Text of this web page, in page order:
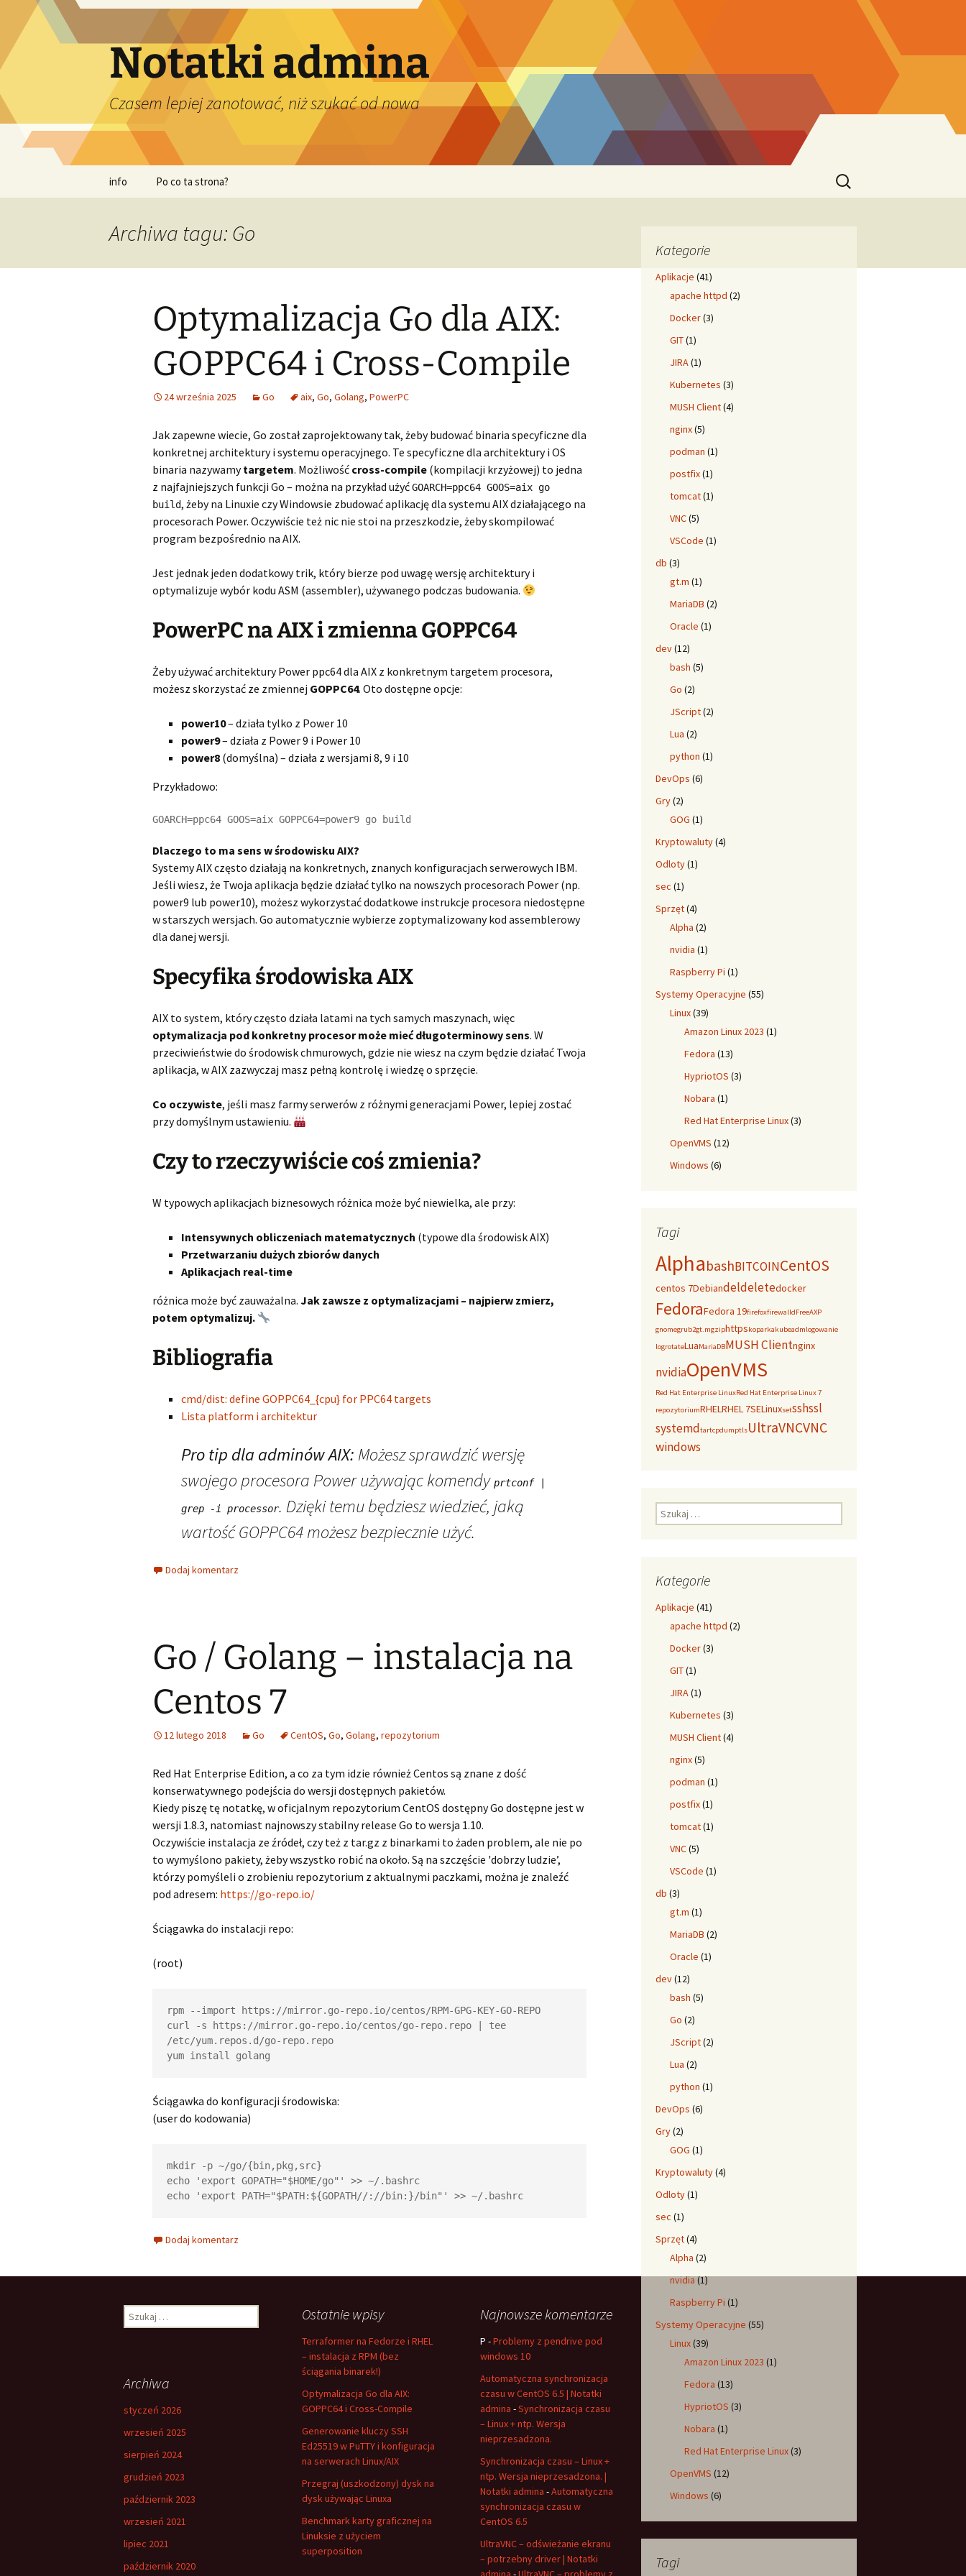
Przejdź
treści
Notatki admina
Czasem lepiej zanotować, niż szukać od nowa
info Po co ta strona?
Szukaj:
Archiwa tagu: Go
Optymalizacja Go dla AIX:
GOPPC64 i Cross-Compile
24 września 2025 Go aix, Go, Golang, PowerPC
Jak zapewne wiecie, Go został zaprojektowany tak, żeby budować binaria specyficzne dla
konkretnej architektury i systemu operacyjnego. Te specyficzne dla architektury i OS
binaria nazywamytargetem. Możliwość cross-compile (kompilacji krzyżowej) to jedna
z najfajniejszych funkcji Go – można na przykład użyćGOARCH=ppc64 GOOS=aix go
build, żeby na Linuxie czy Windowsie zbudować aplikację dla systemu AIX działającego na
procesorach Power. Oczywiście też nic nie stoi na przeszkodzie, żeby skompilować
program bezpośrednio na AIX.
Jest jednak jeden dodatkowy trik, który bierze pod uwagę wersję architektury i
optymalizuje wybór kodu ASM (assembler), używanego podczas budowania.
PowerPC na AIX i zmienna GOPPC64
Żeby używać architektury Power ppc64 dla AIX z konkretnym targetem procesora,
możesz skorzystać ze zmiennej GOPPC64. Oto dostępne opcje:
power10– działa tylko z Power 10
power9– działa z Power 9 i Power 10
power8 (domyślna) – działa z wersjami 8, 9 i 10
Przykładowo:
GOARCH=ppc64 GOOS=aix GOPPC64=power9 go build
Dlaczego to ma sens w środowisku AIX?
Systemy AIX często działają na konkretnych, znanych konfiguracjach serwerowych IBM.
Jeśli wiesz, że Twoja aplikacja będzie działać tylko na nowszych procesorach Power (np.
power9 lub power10), możesz wykorzystać dodatkowe instrukcje procesora niedostępne
w starszych wersjach. Go automatycznie wybierze zoptymalizowany kod assemblerowy
dla danej wersji.
Specyfika środowiska AIX
AIX to system, który często działa latami na tych samych maszynach, więc
optymalizacja pod konkretny procesor może mieć długoterminowy sens. W
przeciwieństwie do środowisk chmurowych, gdzie nie wiesz na czym będzie działać Twoja
aplikacja, w AIX zazwyczaj masz pełną kontrolę i wiedzę o sprzęcie.
Co oczywiste, jeśli masz farmy serwerów z różnymi generacjami Power, lepiej zostać
przy domyślnym ustawieniu.
Czy to rzeczywiście coś zmienia?
W typowych aplikacjach biznesowych różnica może być niewielka, ale przy:
Intensywnych obliczeniach matematycznych (typowe dla środowisk AIX)
Przetwarzaniu dużych zbiorów danych
Aplikacjach real-time
różnica może być zauważalna. Jak zawsze z optymalizacjami – najpierw zmierz,
potem optymalizuj.
Bibliografia
cmd/dist: define GOPPC64_{cpu} for PPC64 targets
Lista platform i architektur
Pro tip dla adminów AIX: Możesz sprawdzić wersję
swojego procesora Power używając komendy prtconf |
grep -i processor. Dzięki temu będziesz wiedzieć, jaką
wartość GOPPC64 możesz bezpiecznie użyć.
Dodaj komentarz
Go / Golang – instalacja na
Centos 7
12 lutego 2018 Go CentOS, Go, Golang, repozytorium
Red Hat Enterprise Edition, a co za tym idzie również Centos są znane z dość
konserwatywnego podejścia do wersji dostępnych pakietów.
Kiedy piszę tę notatkę, w oficjalnym repozytorium CentOS dostępny Go dostępne jest w
wersji 1.8.3, natomiast najnowszy stabilny release Go to wersja 1.10.
Oczywiście instalacja ze źródeł, czy też z tar.gz z binarkami to żaden problem, ale nie po
to wymyślono pakiety, żeby wszystko robić na około. Są na szczęście 'dobrzy ludzie’,
którzy pomyśleli o zrobieniu repozytorium z aktualnymi paczkami, można je znaleźć
pod adresem: https://go-repo.io/
Ściągawka do instalacji repo:
(root)
rpm --import https://mirror.go-repo.io/centos/RPM-GPG-KEY-GO-REPO
curl -s https://mirror.go-repo.io/centos/go-repo.repo | tee
/etc/yum.repos.d/go-repo.repo
yum install golang
Ściągawka do konfiguracji środowiska:
(user do kodowania)
mkdir -p ~/go/{bin,pkg,src}
echo 'export GOPATH="$HOME/go"' >> ~/.bashrc
echo 'export PATH="$PATH:${GOPATH//://bin:}/bin"' >> ~/.bashrc
Dodaj komentarz
Kategorie
Aplikacje (41)
apache httpd (2)
Docker(3)
GIT(1)
JIRA(1)
Kubernetes (3)
MUSH Client(4)
nginx(5)
podman (1)
postfix(1)
tomcat(1)
VNC(5)
VSCode (1)
db (3)
gt.m (1)
MariaDB (2)
Oracle (1)
dev(12)
bash (5)
Go (2)
JScript(2)
Lua (2)
python (1)
DevOps (6)
Gry(2)
GOG (1)
Kryptowaluty(4)
Odloty(1)
sec (1)
Sprzęt(4)
Alpha (2)
nvidia (1)
Raspberry Pi (1)
Systemy Operacyjne (55)
Linux(39)
Amazon Linux 2023 (1)
Fedora (13)
HypriotOS (3)
Nobara (1)
Red Hat Enterprise Linux(3)
OpenVMS (12)
Windows (6)
Tagi
AlphabashBITCOINCentOS
centos 7Debiandeldeletedocker
FedoraFedora 19firefoxfirewalldFreeAXP
gnomegrub2gt.mgziphttpskoparkakubeadmlogowanie
logrotateLuaMariaDBMUSH Clientnginx
nvidiaOpenVMS
Red Hat Enterprise LinuxRed Hat Enterprise Linux 7
repozytoriumRHELRHEL 7SELinuxsetsshssl
systemdtartcpdumptlsUltraVNCVNC
windows
Szukaj:
Kategorie
Aplikacje (41)
apache httpd (2)
Docker(3)
GIT(1)
JIRA(1)
Kubernetes (3)
MUSH Client(4)
nginx(5)
podman (1)
postfix(1)
tomcat(1)
VNC(5)
VSCode (1)
db (3)
gt.m (1)
MariaDB (2)
Oracle (1)
dev(12)
bash (5)
Go (2)
JScript(2)
Lua (2)
python (1)
DevOps (6)
Gry(2)
GOG (1)
Kryptowaluty(4)
Odloty(1)
sec (1)
Sprzęt(4)
Alpha (2)
nvidia(1)
Raspberry Pi (1)
Systemy Operacyjne (55)
Linux(39)
Amazon Linux 2023 (1)
Fedora (13)
HypriotOS (3)
Nobara (1)
Red Hat Enterprise Linux(3)
OpenVMS (12)
Windows (6)
Tagi
Szukaj: Ostatnie wpisy
Terraformer na Fedorze i RHEL
– instalacja z RPM (bez
ściągania binarek!)
Optymalizacja Go dla AIX:
GOPPC64 i Cross-Compile
Generowanie kluczy SSH
Ed25519 w PuTTY i konfiguracja
na serwerach Linux/AIX
Przegraj (uszkodzony) dysk na
dysk używając Linuxa
Benchmark karty graficznej na
Linuksie z użyciem
superposition
Najnowsze komentarze
P -Problemy z pendrive pod
windows 10
Automatyczna synchronizacja
czasu w CentOS 6.5 | Notatki
admina -Synchronizacja czasu
– Linux + ntp. Wersja
nieprzesadzona.
Synchronizacja czasu – Linux +
ntp. Wersja nieprzesadzona. |
Notatki admina -Automatyczna
synchronizacja czasu w
CentOS 6.5
UltraVNC – odświeżanie ekranu
– potrzebny driver | Notatki
Archiwa
styczeń 2026
wrzesień 2025
sierpień 2024
grudzień 2023
październik 2023
wrzesień 2021
lipiec 2021
październik 2020